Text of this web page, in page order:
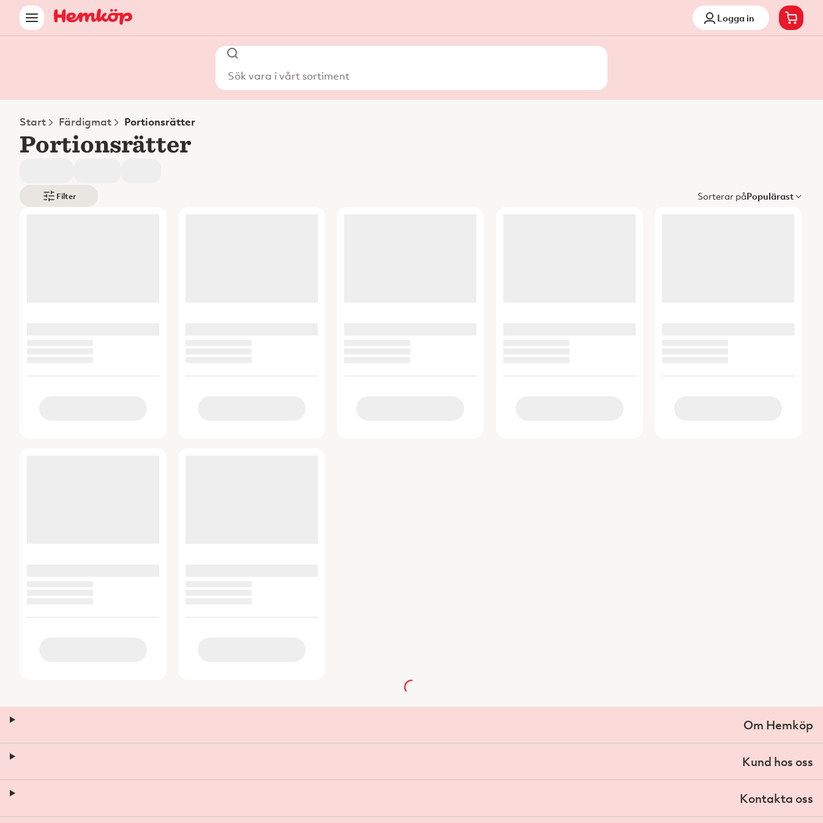
Logga in
Start Färdigmat Portionsrätter
Portionsrätter
Filter Sorterar påPopulärast
Om Hemköp
Kund hos oss
Kontakta oss